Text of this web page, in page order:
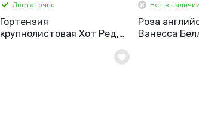
Достаточно
Гортензия
крупнолистовая Хот Ред, 1
Нет в наличии
Роза
Ванесса